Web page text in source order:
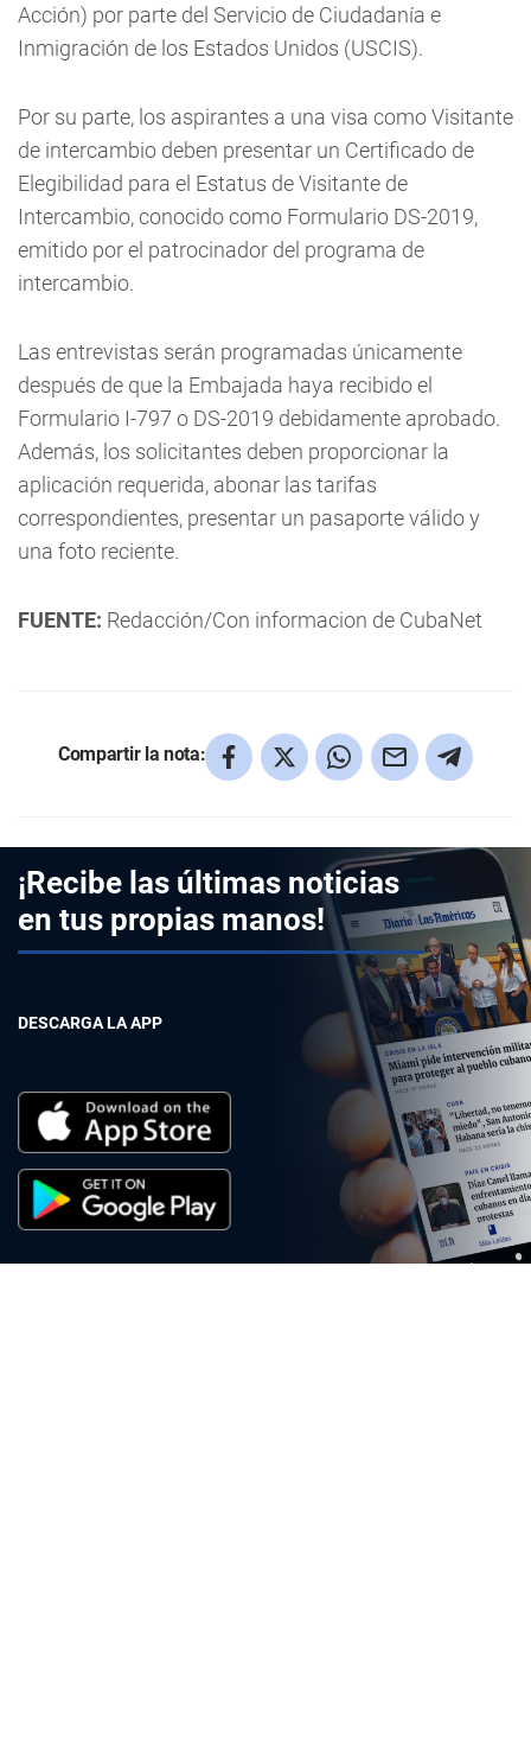
Acción) por parte del Servicio de Ciudadanía e
Inmigración de los Estados Unidos (USCIS).
Por su parte, los aspirantes a una visa como Visitante
de intercambio deben presentar un Certificado de
Elegibilidad para el Estatus de Visitante de
Intercambio, conocido como Formulario DS-2019,
emitido por el patrocinador del programa de
intercambio.
Las entrevistas serán programadas únicamente
después de que la Embajada haya recibido el
Formulario I-797 o DS-2019 debidamente aprobado.
Además, los solicitantes deben proporcionar la
aplicación requerida, abonar las tarifas
correspondientes, presentar un pasaporte válido y
una foto reciente.
FUENTE: Redacción/Con informacion de CubaNet
Compartir la nota:
¡Recibe las últimas noticias
en tus propias manos!
DESCARGA LA APP